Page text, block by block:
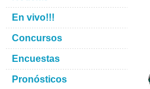
En vivo!!!
Concursos
Encuestas
Pronósticos